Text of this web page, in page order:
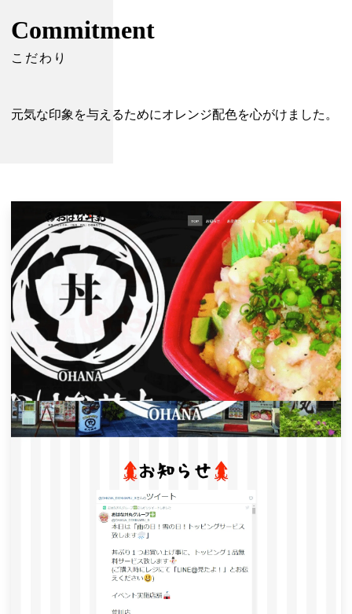
Commitment
こだわり
元気な印象を与えるためにオレンジ配色を心がけました。